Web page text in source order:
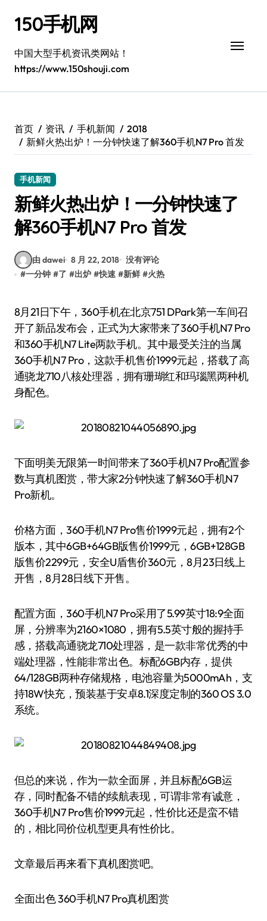
150手机网
中国大型手机资讯类网站！
https://www.150shouji.com
首页 资讯 手机新闻
2018
新鲜火热出炉！一分钟快速了解360手机N7 Pro 首发
手机新闻
新鲜火热出炉！一分钟快速了
解360手机N7 Pro 首发
由 dawei 8 月 22, 2018 没有评论
#一分钟 #了 #出炉 #快速 #新鲜 #火热
8月21日下午，360手机在北京751 DPark第一车间召
开了新品发布会，正式为大家带来了360手机N7 Pro
和360手机N7 Lite两款手机。其中最受关注的当属
360手机N7 Pro，这款手机售价1999元起，搭载了高
通骁龙710八核处理器，拥有珊瑚红和玛瑙黑两种机
身配色。
下面明美无限第一时间带来了360手机N7 Pro配置参
数与真机图赏，带大家2分钟快速了解360手机N7
Pro新机。
价格方面，360手机N7 Pro售价1999元起，拥有2个
版本，其中6GB+64GB版售价1999元，6GB+128GB
版售价2299元，安全U盾售价360元，8月23日线上
开售，8月28日线下开售。
配置方面，360手机N7 Pro采用了5.99英寸18:9全面
屏，分辨率为2160×1080，拥有5.5英寸般的握持手
感，搭载高通骁龙710处理器，是一款非常优秀的中
端处理器，性能非常出色。标配6GB内存，提供
64/128GB两种存储规格，电池容量为5000mAh，支
持18W快充，预装基于安卓8.1深度定制的360 OS 3.0
系统。
但总的来说，作为一款全面屏，并且标配6GB运
存，同时配备不错的续航表现，可谓非常有诚意，
360手机N7 Pro售价1999元起，性价比还是蛮不错
的，相比同价位机型更具有性价比。
文章最后再来看下真机图赏吧。
全面出色 360手机N7 Pro真机图赏